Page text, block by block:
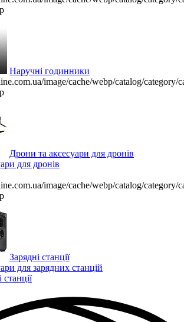
Наручні годинники
image/cache/webp/catalog/category/
Дрони та аксесуари для дронів
для дронів
image/cache/webp/catalog/category/
Зарядні станції
для зарядних станцій
станції